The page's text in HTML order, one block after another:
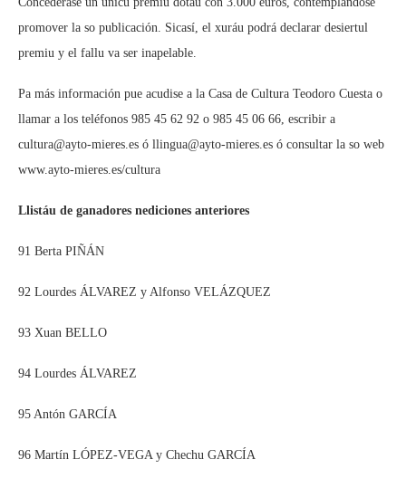
promover la so publicación. Sicasí, el xuráu podrá declarar desiertul
premiu y el fallu va ser inapelable.
Pa más información pue acudise a la Casa de Cultura Teodoro Cuesta o
llamar a los teléfonos 985 45 62 92 o 985 45 06 66, escribir a
cultura@ayto-mieres.es ó llingua@ayto-mieres.es ó consultar la so web
www.ayto-mieres.es/cultura
Llistáu de ganadores nediciones anteriores
91 Berta PIÑÁN
92 Lourdes ÁLVAREZ y Alfonso VELÁZQUEZ
93 Xuan BELLO
94 Lourdes ÁLVAREZ
95 Antón GARCÍA
96 Martín LÓPEZ-VEGA y Chechu GARCÍA